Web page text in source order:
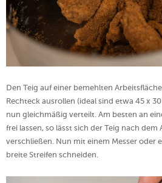
Den Teig auf einer bemehlten
Rechteck ausrollen (ideal sind etwa 45 x
nun gleichmäßig verteilt. Am besten an
frei lassen, so lässt sich der Teig nach dem
verschließen. Nun mit einem Messer oder
breite Streifen schneiden.